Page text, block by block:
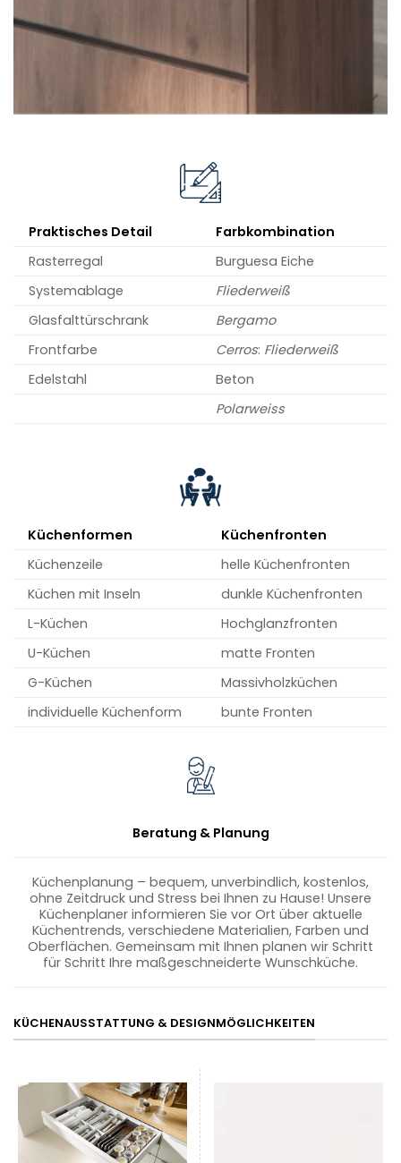
Praktisches Detail
Farbkombination
Rasterregal
Burguesa Eiche
Systemablage
Fliederweiß
Glasfalttür­schrank
Bergamo
Frontfarbe
Cerros: Fliederweiß
Edelstahl
Beton
Polarweiss
Küchenformen
Küchenfronten
Küchenzeile
helle Küchenfronten
Küchen mit Inseln
dunkle Küchenfronten
L-Küchen
Hochglanzfronten
U-Küchen
matte Fronten
G-Küchen
Massivholzküchen
individuelle Küchenform
bunte Fronten
Beratung & Planung
Küchenplanung – bequem, unverbindlich, kostenlos,
ohne Zeitdruck und Stress bei Ihnen zu Hause! Unsere
Küchenplaner informieren Sie vor Ort über aktuelle
Küchentrends, verschiedene Materialien, Farben und
Oberflächen. Gemeinsam mit Ihnen planen wir Schritt
für Schritt Ihre maßgeschneiderte Wunschküche.
KÜCHENAUSSTATTUNG & DESIGNMÖGLICHKEITEN